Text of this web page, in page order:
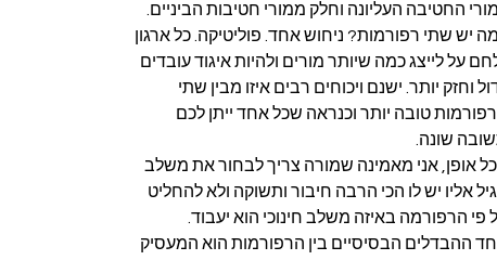
החטיבה העליונה וחלק ממורי חטיבות הביניים.
יש שתי רפורמות? ניחוש אחד. פוליטיקה. כל ארגון
על לייצג כמה שיותר מורים ולהיות איגוד עובדים
וחזק יותר. ישנם ויכוחים רבים איזו מבין שתי
טובה יותר וכנראה שכל אחד ייתן לכם
שונה.
אופן, אני מאמינה שמורה צריך לבחור את משלב
אליו יש לו הכי הרבה חיבור ותשוקה ולא להחליט
פי הרפורמה באיזה משלב חינוכי הוא יעבוד.
ההבדלים הבסיסיים בין הרפורמות הוא המעסיק